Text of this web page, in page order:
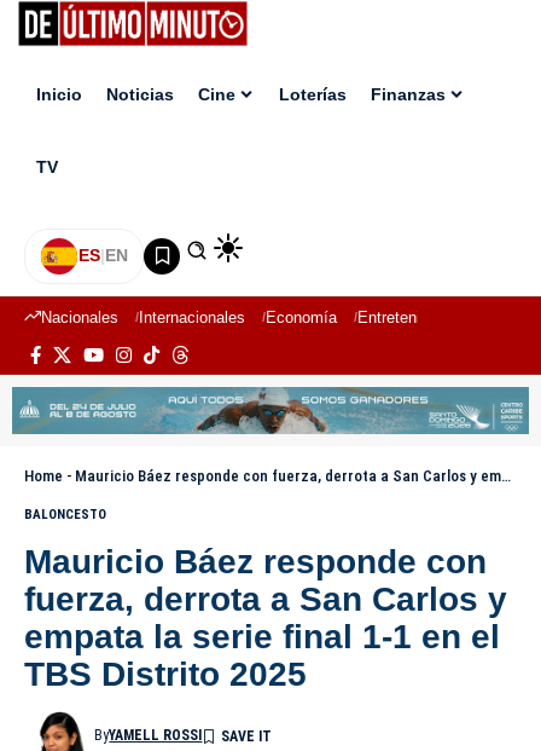
Inicio Noticias Cine Loterías Finanzas
TV
ES|EN
Nacionales Internacionales Economía Entretenimiento
Home - Mauricio Báez responde con fuerza, derrota a San Carlos y empata la serie final 1-1 en el TBS Distrito 2025
BALONCESTO
Mauricio Báez responde con
fuerza, derrota a San Carlos y
empata la serie final 1-1 en el
TBS Distrito 2025
ByYAMELL ROSSI